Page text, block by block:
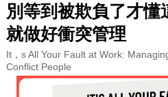
別等到被欺負了才懂
就做好衝突管理
It，s All Your Fault at Work:
Conflict People